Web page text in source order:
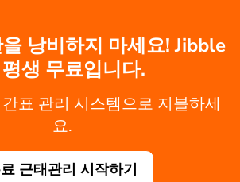
낭비하지 마세요! Jibble
생 무료입니다.
표 관리 시스템으로 지블하세
요.
근태관리 시작하기